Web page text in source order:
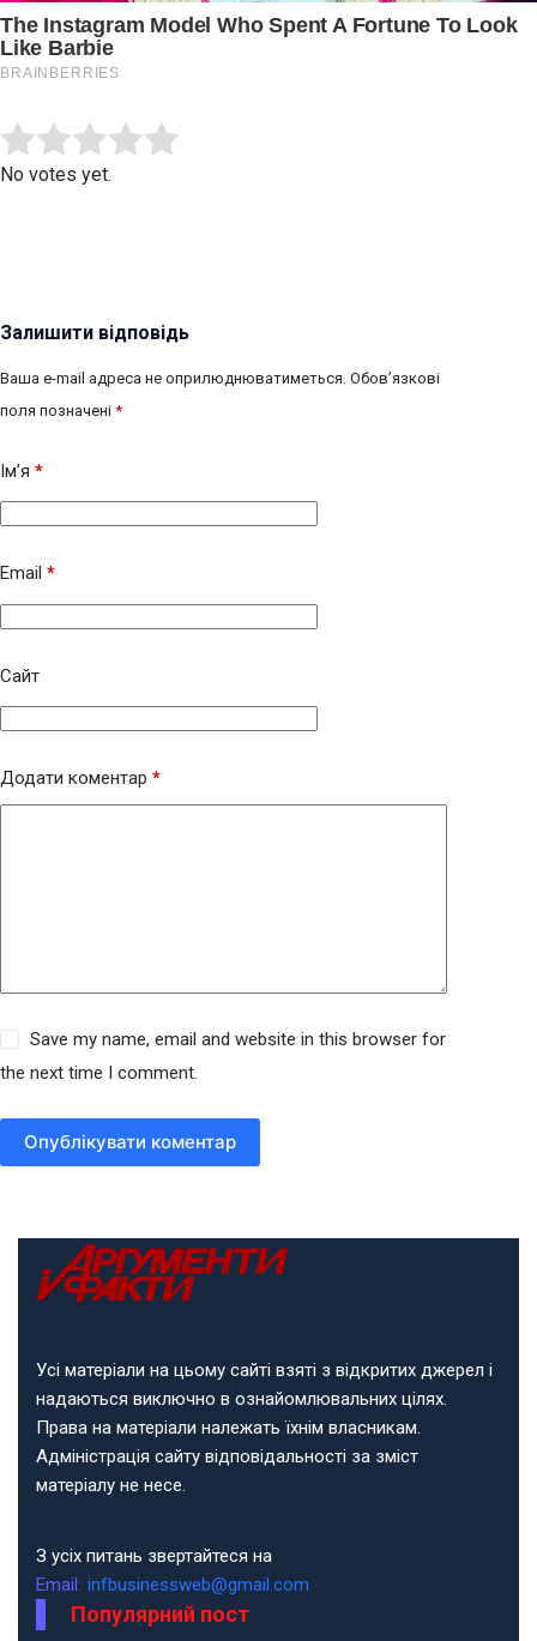
Rate this item:
No votes yet.
Залишити відповідь
Ваша e-mail адреса не оприлюднюватиметься. Обов’язкові
поля позначені *
Ім’я *
Email *
Сайт
Додати коментар *
Save my name, email and website in this browser for
the next time I comment.
Опублікувати коментар
Усі матеріали на цьому сайті взяті з відкритих джерел і
надаються виключно в ознайомлювальних цілях.
Права на матеріали належать їхнім власникам.
Адміністрація сайту відповідальності за зміст
матеріалу не несе.
З усіх питань звертайтеся на
Email: infbusinessweb@gmail.com
Популярний пост